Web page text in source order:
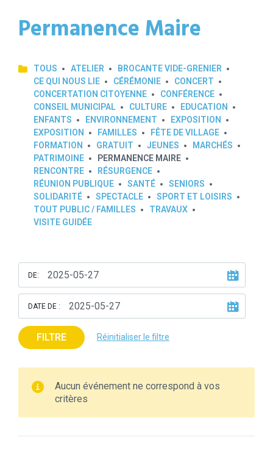
Permanence Maire
TOUS ATELIER
BROCANTE VIDE-GRENIER
CE QUI NOUS LIE
CÉRÉMONIE
CONCERT
CONCERTATION CITOYENNE
CONFÉRENCE
CONSEIL MUNICIPAL
CULTURE
EDUCATION
ENFANTS
ENVIRONNEMENT
EXPOSITION
EXPOSITION
FAMILLES
FÊTE DE VILLAGE
FORMATION
GRATUIT JEUNES
MARCHÉS
PATRIMOINE
PERMANENCE MAIRE
RENCONTRE
RÉSURGENCE
RÉUNION PUBLIQUE
SANTÉ
SENIORS
SOLIDARITÉ
SPECTACLE
SPORT ET LOISIRS
TOUT PUBLIC / FAMILLES
TRAVAUX
VISITE GUIDÉE
DE:
DATE DE :
FILTRE Réinitialiser le filtre
Aucun événement ne correspond à vos
critères